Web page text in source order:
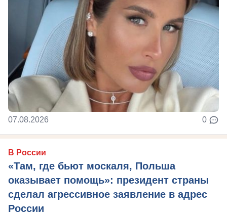
07.08.2026 0
В России
«Там, где бьют москаля, Польша
оказывает помощь»: президент страны
сделал агрессивное заявление в адрес
России